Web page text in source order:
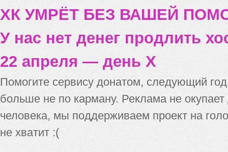
ХК УМРЁТ БЕЗ ВАШЕЙ
У нас нет денег продлить
22 апреля — день X
Помогите сервису донатом, следующий
больше не по карману. Реклама не
человека, мы поддерживаем проект на
не хватит :(